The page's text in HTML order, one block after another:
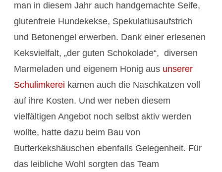
man in diesem Jahr auch handgemachte Seife,
glutenfreie Hundekekse, Spekulatiusaufstrich
und Betonengel erwerben. Dank einer erlesenen
Keksvielfalt, „der guten Schokolade“, diversen
Marmeladen und eigenem Honig aus unserer
Schulimkerei kamen auch die Naschkatzen voll
auf ihre Kosten. Und wer neben diesem
vielfältigen Angebot noch selbst aktiv werden
wollte, hatte dazu beim Bau von
Butterkekshäuschen ebenfalls Gelegenheit. Für
das leibliche Wohl sorgten das Team